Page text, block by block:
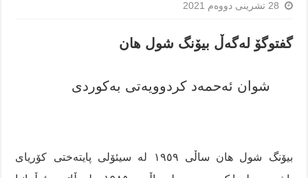
28 تشرینی دووەم 2021
گفتوگۆ لەگەڵ بیۆنگ شول هان
شوان ئەحمەد کردوویەتی بەکوردی
بیۆنگ شول هان ساڵی ١٩٥٩ لە سیئۆلی پایتەختی کۆریای